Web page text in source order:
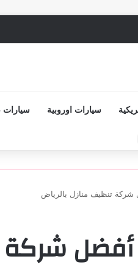
سيارات اوروبية سيارات
تنظيف منازل بالرياض
أفضل